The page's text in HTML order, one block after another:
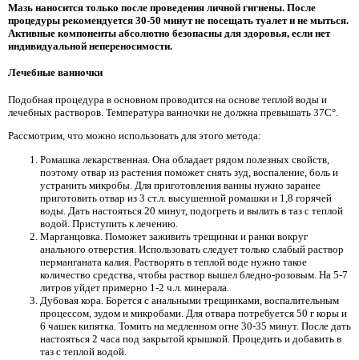
Мазь наносится только после проведения личной гигиены. После
процедуры рекомендуется 30-50 минут не посещать туалет и не мыться.
Активные компоненты абсолютно безопасны для здоровья, если нет
индивидуальной непереносимости.
Лечебные ванночки
Подобная процедура в основном проводится на основе теплой воды и
лечебных растворов. Температура ванночки не должна превышать 37С°.
Рассмотрим, что можно использовать для этого метода:
Ромашка лекарственная. Она обладает рядом полезных свойств,
поэтому отвар из растения поможет снять зуд, воспаление, боль и
устранить микробы. Для приготовления ванны нужно заранее
приготовить отвар из 3 ст.л. высушенной ромашки и 1,8 горячей
воды. Дать настояться 20 минут, подогреть и вылить в таз с теплой
водой. Приступить к лечению.
Марганцовка. Поможет заживить трещинки и ранки вокруг
анального отверстия. Использовать следует только слабый раствор
перманганата калия. Растворять в теплой воде нужно такое
количество средства, чтобы раствор вышел бледно-розовым. На 5-7
литров уйдет примерно 1-2 ч.л. минерала.
Дубовая кора. Борется с анальными трещинками, воспалительным
процессом, зудом и микробами. Для отвара потребуется 50 г коры и
6 чашек кипятка. Томить на медленном огне 30-35 минут. После дать
настояться 2 часа под закрытой крышкой. Процедить и добавить в
таз с теплой водой.